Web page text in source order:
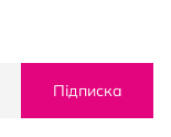
Підписка